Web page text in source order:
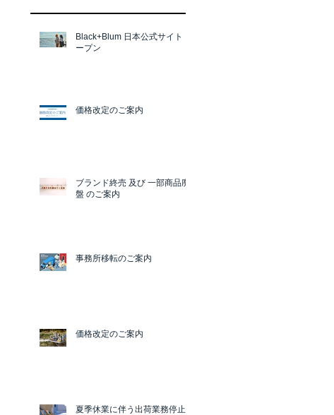
Black+Blum 日本公式サイト オ
ープン
価格改定のご案内
ブランド終売 及び 一部商品廃
盤 のご案内
事務所移転のご案内
価格改定のご案内
夏季休業に伴う出荷業務停止の